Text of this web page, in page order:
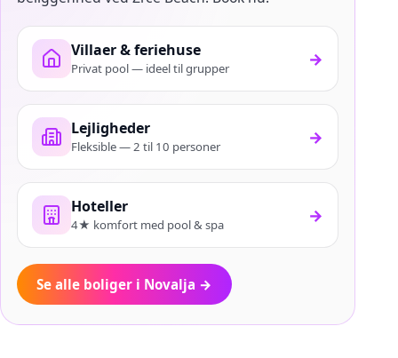
Villaer & feriehuse
Privat pool — ideel til grupper →
Lejligheder
Fleksible — 2 til 10 personer →
Hoteller
4★ komfort med pool & spa →
Se alle boliger i Novalja →